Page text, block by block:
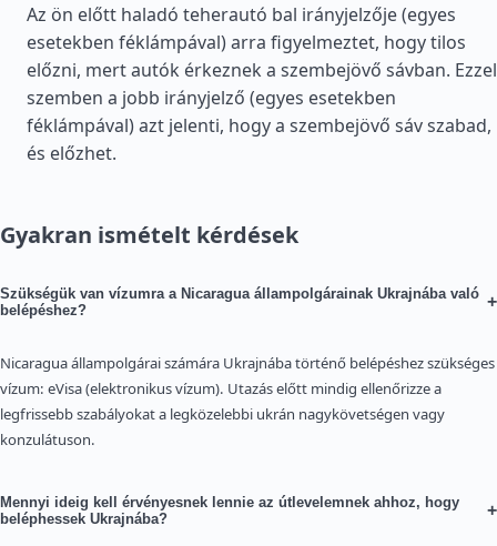
Az ön előtt haladó teherautó bal irányjelzője (egyes
esetekben féklámpával) arra figyelmeztet, hogy tilos
előzni, mert autók érkeznek a szembejövő sávban. Ezzel
szemben a jobb irányjelző (egyes esetekben
féklámpával) azt jelenti, hogy a szembejövő sáv szabad,
és előzhet.
Gyakran ismételt kérdések
Szükségük van vízumra a Nicaragua állampolgárainak Ukrajnába való
belépéshez?
+
Nicaragua állampolgárai számára Ukrajnába történő belépéshez szükséges
vízum: eVisa (elektronikus vízum). Utazás előtt mindig ellenőrizze a
legfrissebb szabályokat a legközelebbi ukrán nagykövetségen vagy
konzulátuson.
Mennyi ideig kell érvényesnek lennie az útlevelemnek ahhoz, hogy
beléphessek Ukrajnába?
+